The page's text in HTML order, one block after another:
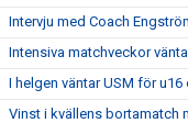
Intervju med Coach
Intensiva matchveckor
I helgen väntar USM för u16
Vinst i kvällens bortamatch